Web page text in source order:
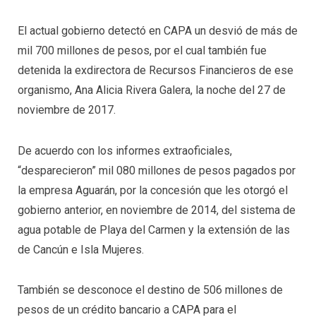
El actual gobierno detectó en CAPA un desvió de más de
mil 700 millones de pesos, por el cual también fue
detenida la exdirectora de Recursos Financieros de ese
organismo, Ana Alicia Rivera Galera, la noche del 27 de
noviembre de 2017.
De acuerdo con los informes extraoficiales,
“desparecieron” mil 080 millones de pesos pagados por
la empresa Aguarán, por la concesión que les otorgó el
gobierno anterior, en noviembre de 2014, del sistema de
agua potable de Playa del Carmen y la extensión de las
de Cancún e Isla Mujeres.
También se desconoce el destino de 506 millones de
pesos de un crédito bancario a CAPA para el